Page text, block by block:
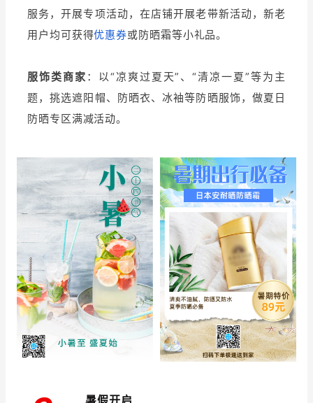
服务，开展专项活动，在店铺开展老带新活动，新老
用户均可获得优惠券或防晒霜等小礼品。
服饰类商家 ：以“凉爽过夏天”、“清凉一夏”等为主
题，挑选遮阳帽、防晒衣、冰袖等防晒服饰，做夏日
防晒专区满减活动。